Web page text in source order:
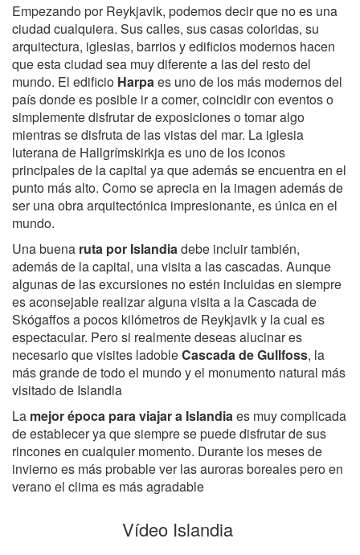
Empezando por Reykjavik, podemos decir que no es una
ciudad cualquiera. Sus calles, sus casas coloridas, su
arquitectura, iglesias, barrios y edificios modernos hacen
que esta ciudad sea muy diferente a las del resto del
mundo. El edificio Harpaes uno de los más modernos del
país donde es posible ir a comer, coincidir con eventos o
simplemente disfrutar de exposiciones o tomar algo
mientras se disfruta de las vistas del mar. La iglesia
luterana de Hallgrímskirkja es uno de los iconos
principales de la capital ya que además se encuentra en el
punto más alto. Como se aprecia en la imagen además de
ser una obra arquitectónica impresionante, es única en el
mundo.
Una buena ruta por Islandiadebe incluir también,
además de la capital, una visita a las cascadas. Aunque
algunas de las excursiones no estén incluidas en siempre
es aconsejable realizar alguna visita a la Cascada de
Skógaffos a pocos kilómetros de Reykjavik y la cual es
espectacular. Pero si realmente deseas alucinar es
necesario que visites ladobleCascada de Gullfoss, la
más grande de todo el mundo y el monumento natural más
visitado de Islandia
La mejor época para viajar a Islandiaes muy complicada
de establecer ya que siempre se puede disfrutar de sus
rincones en cualquier momento. Durante los meses de
invierno es más probable ver las auroras boreales pero en
verano el clima es más agradable
Vídeo Islandia